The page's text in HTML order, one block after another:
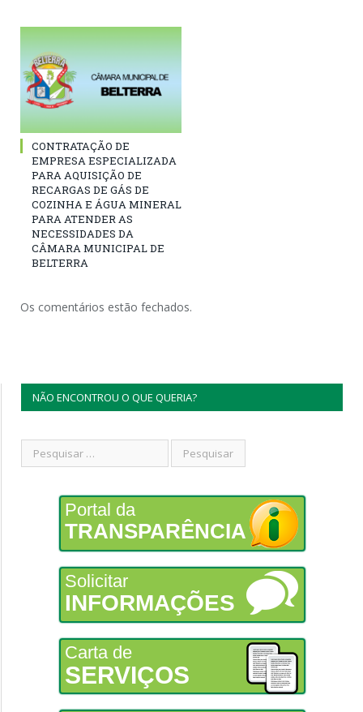
CONTRATAÇÃO DE
EMPRESA ESPECIALIZADA
PARA AQUISIÇÃO DE
RECARGAS DE GÁS DE
COZINHA E ÁGUA MINERAL
PARA ATENDER AS
NECESSIDADES DA
CÂMARA MUNICIPAL DE
BELTERRA
Os comentários estão fechados.
NÃO ENCONTROU O QUE QUERIA?
Portal da
TRANSPARÊNCIA
Solicitar
INFORMAÇÕES
Carta de
SERVIÇOS